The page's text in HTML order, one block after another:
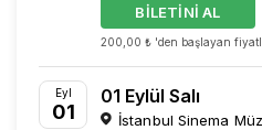
200,00 ₺ 'den başlayan
BİLETİNİ AL
Eyl
01
01 Eylül Salı
İstanbul Sinema